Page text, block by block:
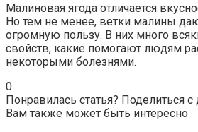
Малиновая ягода отличается
Но тем не менее, ветки малины
огромную пользу. В них много
свойств, какие помогают людям
некоторыми болезнями.
0
Понравилась статья? Поделиться с
Вам также может быть интересно